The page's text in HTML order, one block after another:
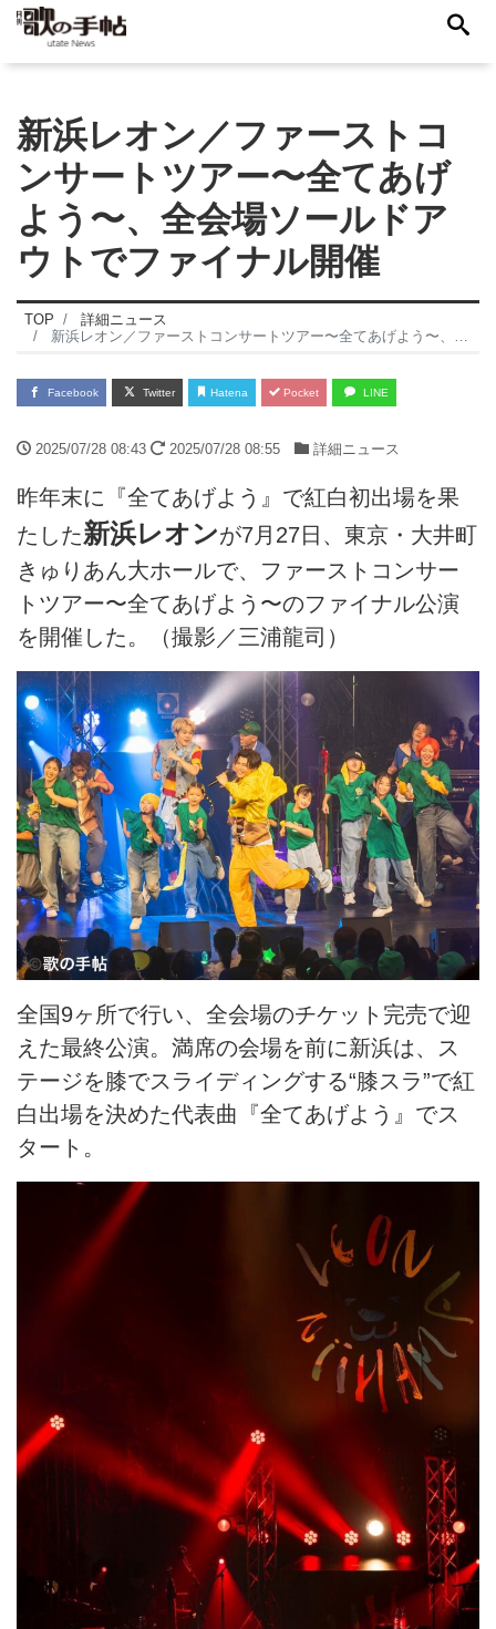
新浜レオン／ファーストコ
ンサートツアー〜全てあげ
よう〜、全会場ソールドア
ウトでファイナル開催
TOP
詳細ニュース
新浜レオン／ファーストコンサートツアー〜全てあげよう〜、全会場ソールドアウトでファイナル開催
Facebook Twitter Hatena Pocket LINE
2025/07/28 08:43 2025/07/28 08:55 詳細ニュース
昨年末に『全てあげよう』で紅白初出場を果
たした新浜レオンが7月27日、東京・大井町
きゅりあん大ホールで、ファーストコンサー
トツアー〜全てあげよう〜のファイナル公演
を開催した。（撮影／三浦龍司）
全国9ヶ所で行い、全会場のチケット完売で迎
えた最終公演。満席の会場を前に新浜は、ス
テージを膝でスライディングする“膝スラ”で紅
白出場を決めた代表曲『全てあげよう』でス
タート。